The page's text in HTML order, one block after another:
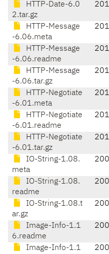
HTTP-Date-6.0
2.tar.gz
HTTP-Message
-6.06.meta
HTTP-Message
-6.06.readme
HTTP-Message
-6.06.tar.gz
HTTP-Negotiate
-6.01.meta
HTTP-Negotiate
-6.01.readme
HTTP-Negotiate
-6.01.tar.gz
IO-String-1.08.
meta
IO-String-1.08.
readme
IO-String-1.08.t
ar.gz
Image-Info-1.1
6.readme
Image-Info-1.1